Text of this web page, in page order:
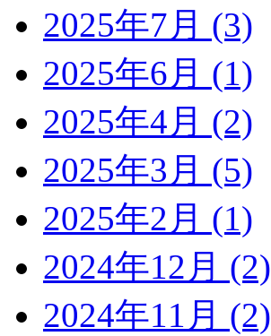
2025年7月 (3)
2025年6月 (1)
2025年4月 (2)
2025年3月 (5)
2025年2月 (1)
2024年12月 (2)
2024年11月 (2)